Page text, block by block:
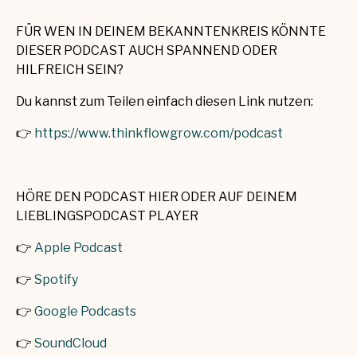
FÜR WEN IN DEINEM BEKANNTENKREIS KÖNNTE
DIESER PODCAST AUCH SPANNEND ODER
HILFREICH SEIN?
Du kannst zum Teilen einfach diesen Link nutzen:
👉 https://www.thinkflowgrow.com/podcast
HÖRE DEN PODCAST HIER ODER AUF DEINEM
LIEBLINGSPODCAST PLAYER
👉 Apple Podcast
👉 Spotify
👉 Google Podcasts
👉 SoundCloud